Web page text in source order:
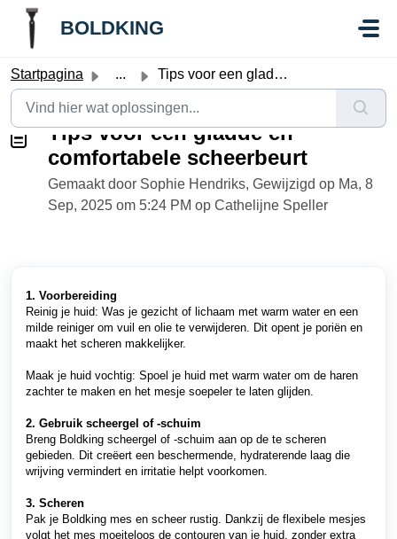
//Knowledge base button:
Doorgaan naar hoofdinhoud
BOLDKING
Startpagina ... Tips voor een gladde en comfortabele scheerbeurt
Tips voor een gladde en
comfortabele scheerbeurt
Gemaakt door Sophie Hendriks, Gewijzigd op Ma, 8
Sep, 2025 om 5:24 PM op Cathelijne Speller
1. Voorbereiding
Reinig je huid: Was je gezicht of lichaam met warm water en een
milde reiniger om vuil en olie te verwijderen. Dit opent je poriën en
maakt het scheren makkelijker.
Maak je huid vochtig: Spoel je huid met warm water om de haren
zachter te maken en het mesje soepeler te laten glijden.
2. Gebruik scheergel of -schuim
Breng Boldking scheergel of -schuim aan op de te scheren
gebieden. Dit creëert een beschermende, hydraterende laag die
wrijving vermindert en irritatie helpt voorkomen.
3. Scheren
Pak je Boldking mes en scheer rustig. Dankzij de flexibele mesjes
volgt het mes moeiteloos de contouren van je huid, zonder extra